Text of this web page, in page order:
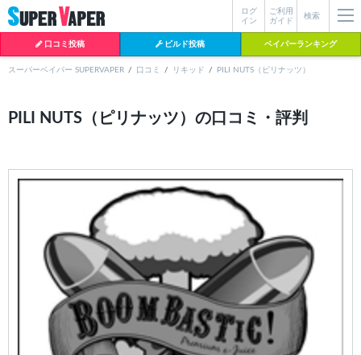
検索
ご利用
ガイド
ログ
イン
口コミ投稿 ビルド投稿 ベイパーランキング
よく検索されているワード
クラプトン
melo istick 2026
MENTHOL(タバコメンソール)
スーパーベイパー SUPERVAPER 口コミ リキッド PILI NUTS（ピリナッツ）
PILI NUTS（ピリナッツ）の口コミ・評判
見つからない場合データベースに該当の商品がまだ登録されていない可能